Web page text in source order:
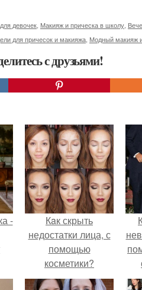
девочек Макияж и прическа в школу
для причесок и макияжа Модный макияж
с друзьями!
-
и
Кaк скрыть
недостатки лица, с
помощью
косметики?